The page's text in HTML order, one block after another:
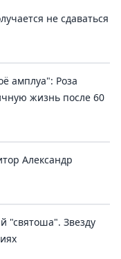
не сдаваться
амплуа": Роза
жизнь после 60
Александр
"святоша". Звезду